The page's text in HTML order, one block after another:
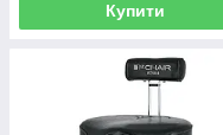
Купити